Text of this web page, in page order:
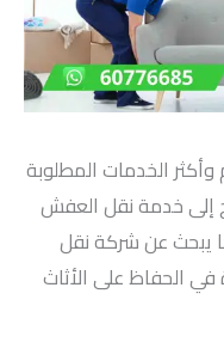
الخدمات المطلوبة
إلى خدمة نقل العفش
يبحث عن شركة نقل
الحفاظ على الأثاث